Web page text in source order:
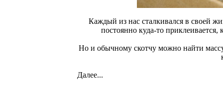
Каждый из нас сталкивался в своей
постоянно куда-то
Но и обычному скотчу можно найти
Далее...